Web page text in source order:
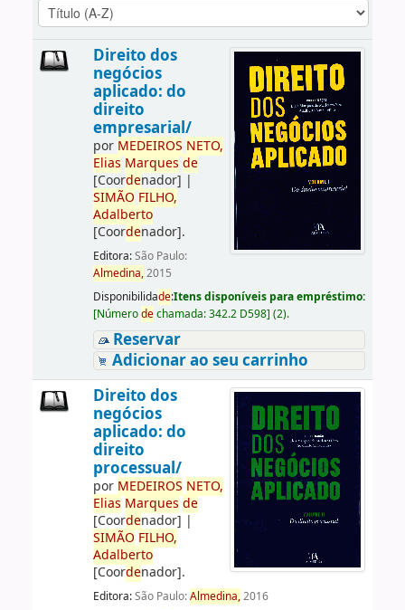
Direito dos
negócios
aplicado: do
direito
empresarial/
por MEDEIROS NETO,
Elias Marques de
[Coordenador] |
SIMÃO FILHO,
Adalberto
[Coordenador].
Editora:São Paulo:
Almedina,2015
Disponibilidade:Itens disponíveis para empréstimo:
[Númerodechamada:342.2 D598] (2).
Reservar
Adicionar ao seu carrinho
Direito dos
negócios
aplicado: do
direito
processual/
por MEDEIROS NETO,
Elias Marques de
[Coordenador] |
SIMÃO FILHO,
Adalberto
[Coordenador].
Editora:São Paulo:Almedina,2016